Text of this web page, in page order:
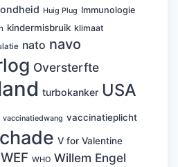
Huig Plug Immunologie
kindermisbruik klimaat
nato navo
Oversterfte
turbokanker USA
vaccinatiedwang vaccinatieplicht
V for Valentine
WEF WHO Willem Engel